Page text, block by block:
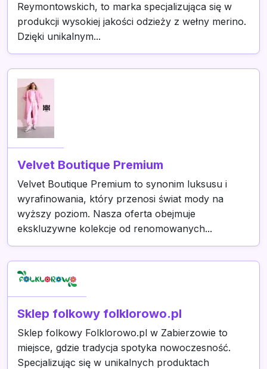
Reymontowskich, to marka specjalizująca się w
produkcji wysokiej jakości odzieży z wełny merino.
Dzięki unikalnym...
Velvet Boutique Premium
Velvet Boutique Premium to synonim luksusu i
wyrafinowania, który przenosi świat mody na
wyższy poziom. Nasza oferta obejmuje
ekskluzywne kolekcje od renomowanych...
Sklep folkowy folklorowo.pl
Sklep folkowy Folklorowo.pl w Zabierzowie to
miejsce, gdzie tradycja spotyka nowoczesność.
Specjalizując się w unikalnych produktach